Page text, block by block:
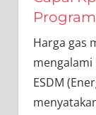
Harga gas
ESDM